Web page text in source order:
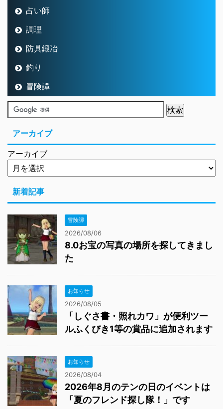
占い師
調理
防具鍛冶
釣り
冒険譚
アーカイブ
アーカイブ
新着記事
冒険譚
2026/08/06
8.0お宝の写真の場所を探してきまし
た
お知らせ
2026/08/05
「しぐさ書・照れカワ」が便利ツー
ルふくびき1等の賞品に追加されます
お知らせ
2026/08/04
2026年8月のテンの日のイベントは
「夏のフレンド探し隊！」です